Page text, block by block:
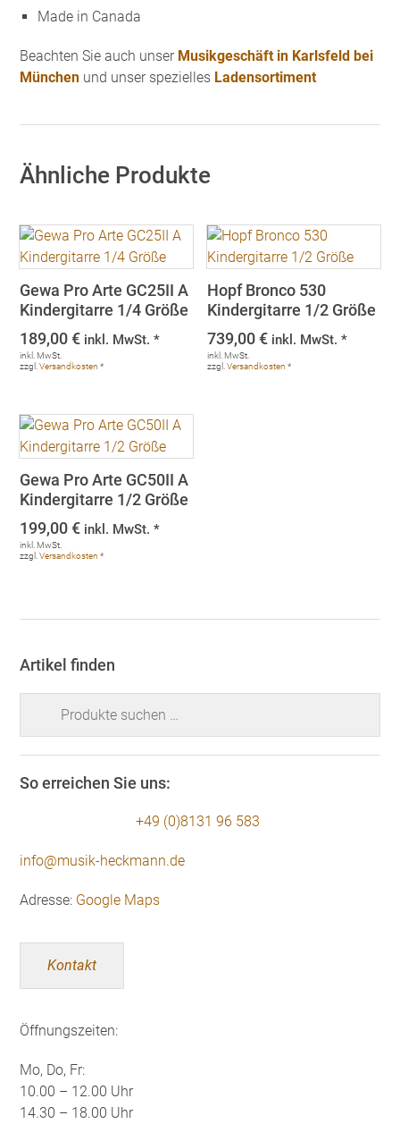
Made in Canada
Beachten Sie auch unser Musikgeschäft in Karlsfeld bei
München und unser spezielles Ladensortiment
Ähnliche Produkte
Gewa Pro Arte GC25II A
Kindergitarre 1/4 Größe
189,00€ inkl. MwSt. *
inkl. MwSt.
zzgl.Versandkosten *
Hopf Bronco 530
Kindergitarre 1/2 Größe
739,00€ inkl. MwSt. *
inkl. MwSt.
zzgl.Versandkosten *
Gewa Pro Arte GC50II A
Kindergitarre 1/2 Größe
199,00€ inkl. MwSt. *
inkl. MwSt.
zzgl.Versandkosten *
Artikel finden
So erreichen Sie uns:
+49 (0)8131 96 583
info@musik-heckmann.de
Adresse: Google Maps
Kontakt
Öffnungszeiten:
Mo, Do, Fr:
10.00 – 12.00 Uhr
14.30 – 18.00 Uhr